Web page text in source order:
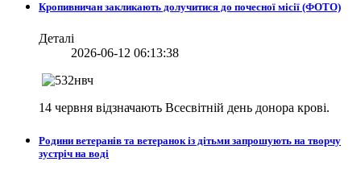
Кропивничан закликають долучитися до почесної місії (ФОТО)
Деталі
2026-06-12 06:13:38
14 червня відзначають Всесвітній день донора крові.
Родини ветеранів та ветеранок із дітьми запрошують на творчу
зустріч на воді